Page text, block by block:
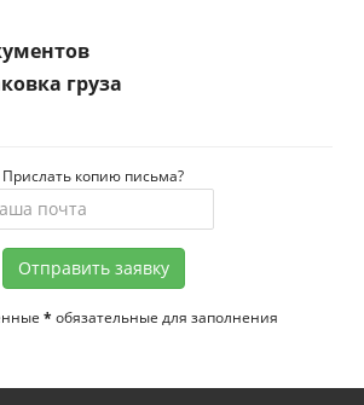
груза
Прислать копию письма?
Отправить заявку
* обязательные для заполнения